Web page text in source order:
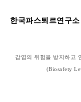
한국파스퇴르연구소
감염의 위험을 방지하고
(Biosafety